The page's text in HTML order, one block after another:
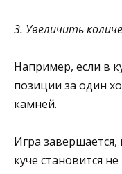
3. Увеличить
Например, если в
позиции за один
камней.
Игра завершается,
куче становится